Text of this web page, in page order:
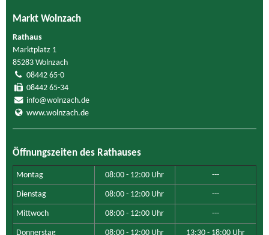
Markt Wolnzach
Rathaus
Marktplatz 1
85283 Wolnzach
08442 65-0
08442 65-34
info@wolnzach.de
www.wolnzach.de
Öffnungszeiten des Rathauses
Montag 08:00 - 12:00 Uhr ---
Dienstag 08:00 - 12:00 Uhr ---
Mittwoch 08:00 - 12:00 Uhr ---
Donnerstag 08:00 - 12:00 Uhr 13:30 - 18:00 Uhr